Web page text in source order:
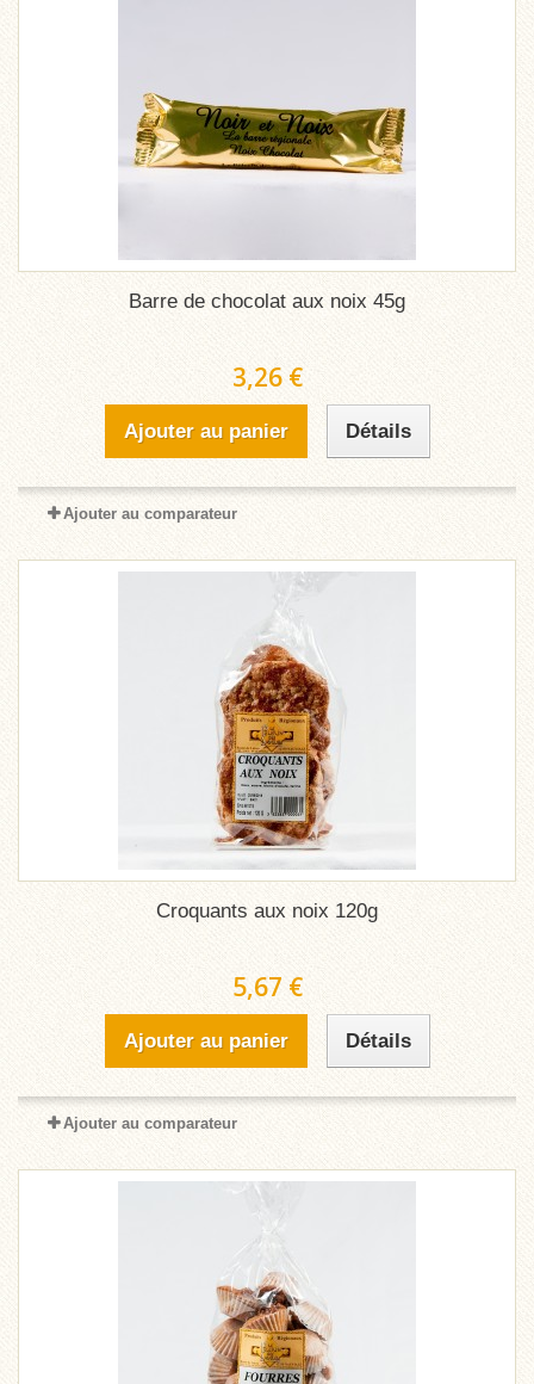
Barre de chocolat aux noix 45g
3,26 €
Ajouter au panier Détails
Ajouter au comparateur
Croquants aux noix 120g
5,67 €
Ajouter au panier Détails
Ajouter au comparateur